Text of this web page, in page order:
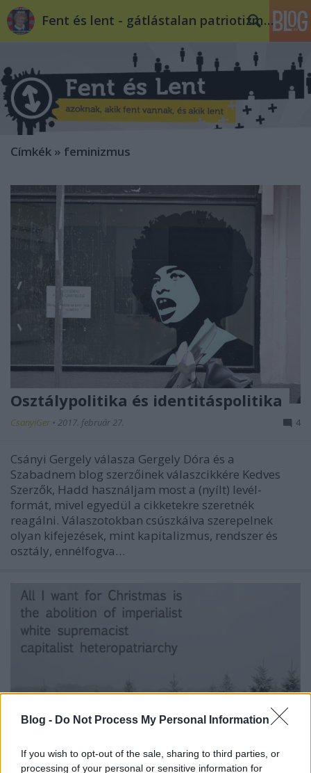
Blog - Do Not Process My Personal Information
If you wish to opt-out of the sale, sharing to third parties, or
processing of your personal or sensitive information for
Fent és lent - gátlástalan patriotizmus
Címkék » feminizmus
Osztálypolitika és identitáspolitika
CsanyiGer • 2017. február 27. 4
Csányi Gergely válasza Gergely Dóra és a
Szabadnem blog szerzőinek válaszcikkére Kedves
Szerzők, Hadd használjam most a (nyílt) levél-
formát, mivel egyedül a cikketekre szeretnék
reagálni. Válaszotokban csúszkálva szerepelnek
olyan kifejezések, mint kapitalizmus, rendszer és
osztály, ennélfogva…